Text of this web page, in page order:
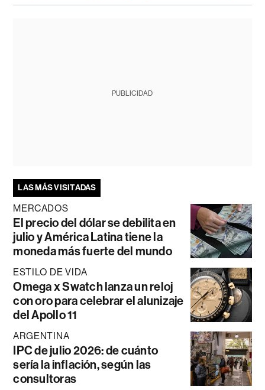
PUBLICIDAD
LAS MÁS VISITADAS
MERCADOS
El precio del dólar se debilita en
julio y América Latina tiene la
moneda más fuerte del mundo
ESTILO DE VIDA
Omega x Swatch lanza un reloj
con oro para celebrar el alunizaje
del Apollo 11
ARGENTINA
IPC de julio 2026: de cuánto
sería la inflación, según las
consultoras